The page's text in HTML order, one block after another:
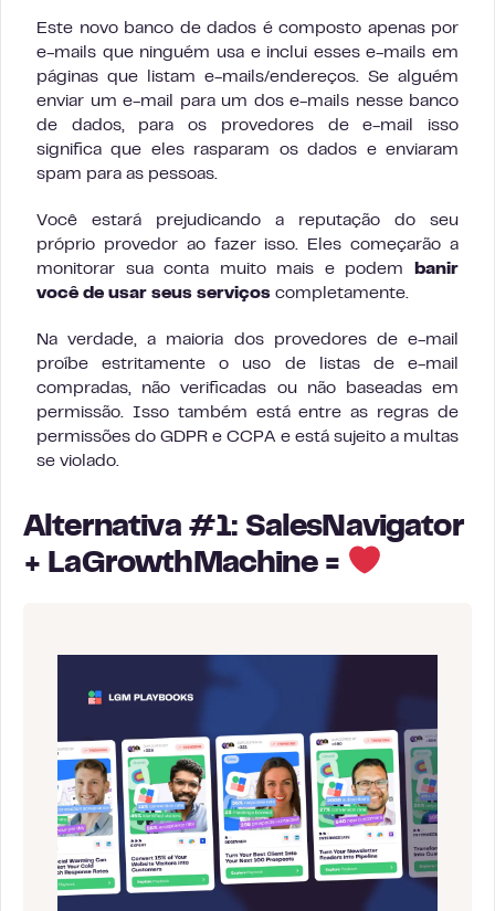
Este novo banco de dados é composto apenas por
e-mails que ninguém usa e inclui esses e-mails em
páginas que listam e-mails/endereços. Se alguém
enviar um e-mail para um dos e-mails nesse banco
de dados, para os provedores de e-mail isso
significa que eles rasparam os dados e enviaram
spam para as pessoas.
Você estará prejudicando a reputação do seu
próprio provedor ao fazer isso. Eles começarão a
monitorar sua conta muito mais e podem
banir
você de usar seus serviços completamente.
Na verdade, a maioria dos provedores de e-mail
proíbe estritamente o uso de listas de e-mail
compradas, não verificadas ou não baseadas em
permissão. Isso também está entre as regras de
permissões do GDPR e CCPA e está sujeito a multas
se violado.
Alternativa #1: SalesNavigator
+ LaGrowthMachine =